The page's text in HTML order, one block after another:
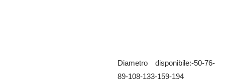
Diametro disponibile:-50-76-
89-108-133-159-194